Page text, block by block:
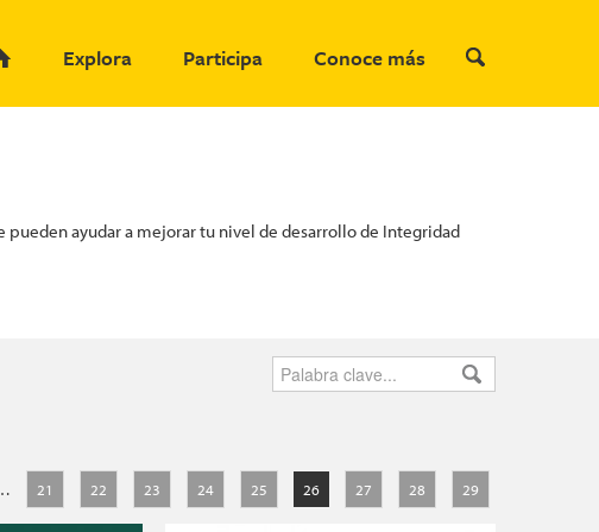
Explora
Participa Conoce más
pueden ayudar a mejorar tu nivel de desarrollo de Integridad
21 22 23 24 25 26 27 28 29